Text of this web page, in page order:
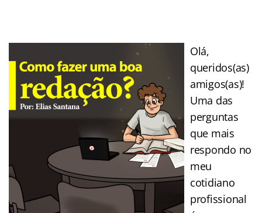
Olá,
queridos(as)
amigos(as)!
Uma das
perguntas
que mais
respondo no
meu
cotidiano
profissional